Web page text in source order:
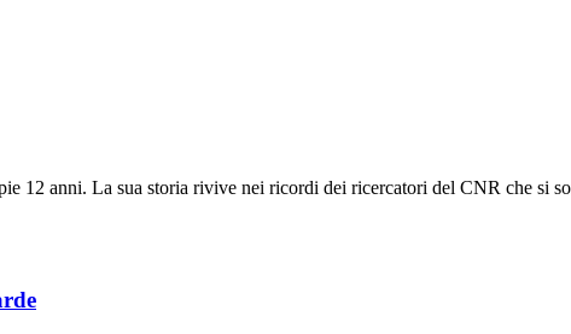
anni. La sua storia rivive nei ricordi dei ricercatori del CNR che si